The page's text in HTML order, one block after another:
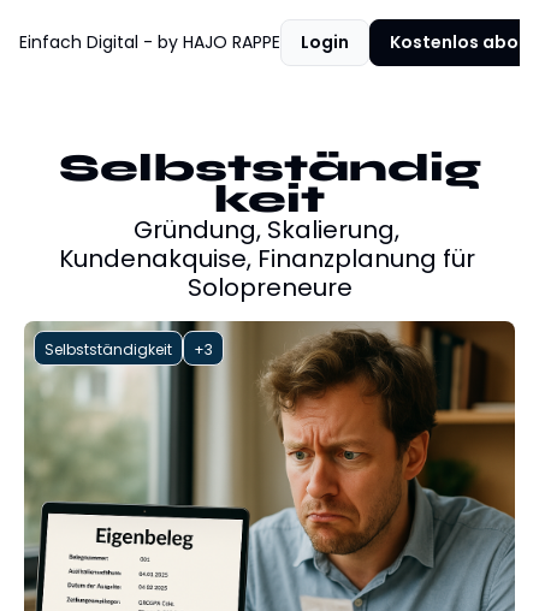
Einfach Digital - by HAJO RAPPE
Mehr von HAJO RAPPE
Mehr von HAJO RAPPE
LinkedIn Kurs buchen
ChatGPT Workshop buchen
Newsletter
Login Kostenlos
Selbstständig
keit
Gründung, Skalierung,
Kundenakquise, Finanzplanung für
Solopreneure
Selbstständigkeit +3